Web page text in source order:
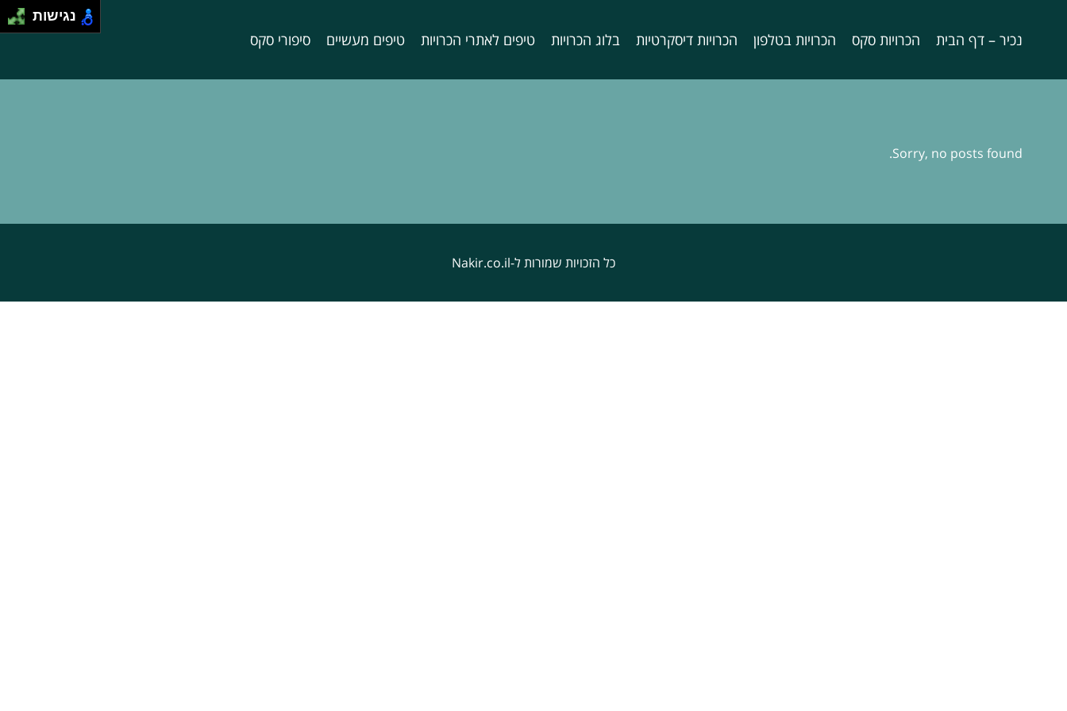
נכיר – דף הבית הכרויות סקס הכרויות בטלפון הכרויות דיסקרטיות בלוג הכרויות טיפים לאתרי הכרויות טיפים מעשיים סיפורי סקס
Sorry, no posts found.
כל הזכויות שמורות ל-Nakir.co.il
נגישות